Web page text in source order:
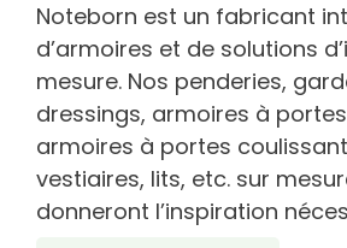
Noteborn est un fabricant
d’armoires et de solutions
mesure. Nos penderies,
dressings, armoires à
armoires à portes
vestiaires, lits, etc. sur
donneront l’inspiration